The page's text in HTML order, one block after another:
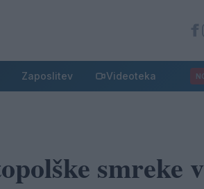
Zaposlitev Videoteka
smreke v